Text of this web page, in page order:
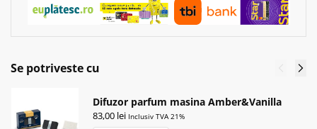
Se potriveste cu
Difuzor parfum masina Amber&Vanilla
83,00 lei Inclusiv TVA 21%